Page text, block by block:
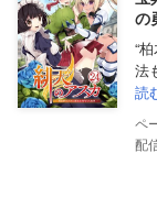
の
“
法
読
配